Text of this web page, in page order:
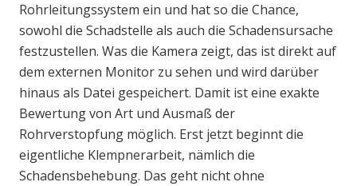
Rohrleitungssystem ein und hat so die Chance,
sowohl die Schadstelle als auch die Schadensursache
festzustellen. Was die Kamera zeigt, das ist direkt auf
dem externen Monitor zu sehen und wird darüber
hinaus als Datei gespeichert. Damit ist eine exakte
Bewertung von Art und Ausmaß der
Rohrverstopfung möglich. Erst jetzt beginnt die
eigentliche Klempnerarbeit, nämlich die
Schadensbehebung. Das geht nicht ohne